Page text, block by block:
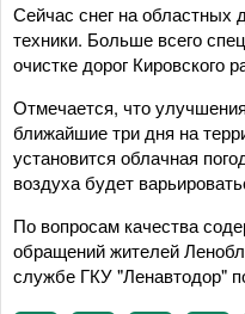
Сейчас снег на областных
техники. Больше всего
очистке дорог Кировского
Отмечается, что
ближайшие три дня на
установится облачная
воздуха будет
По вопросам качества
обращений жителей
службе ГКУ "Ленавтодор"